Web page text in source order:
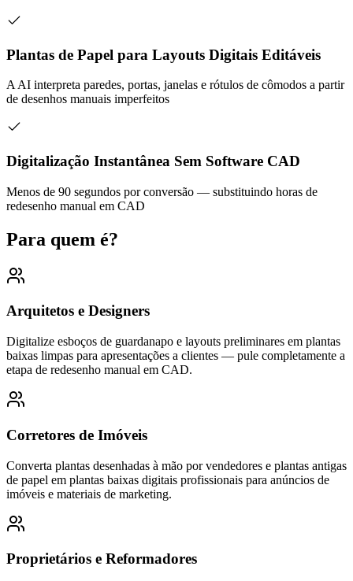
Plantas de Papel para Layouts Digitais Editáveis
A AI interpreta paredes, portas, janelas e rótulos de cômodos a partir
de desenhos manuais imperfeitos
Digitalização Instantânea Sem Software CAD
Menos de 90 segundos por conversão — substituindo horas de
redesenho manual em CAD
Para quem é?
Arquitetos e Designers
Digitalize esboços de guardanapo e layouts preliminares em plantas
baixas limpas para apresentações a clientes — pule completamente a
etapa de redesenho manual em CAD.
Corretores de Imóveis
Converta plantas desenhadas à mão por vendedores e plantas antigas
de papel em plantas baixas digitais profissionais para anúncios de
imóveis e materiais de marketing.
Proprietários e Reformadores